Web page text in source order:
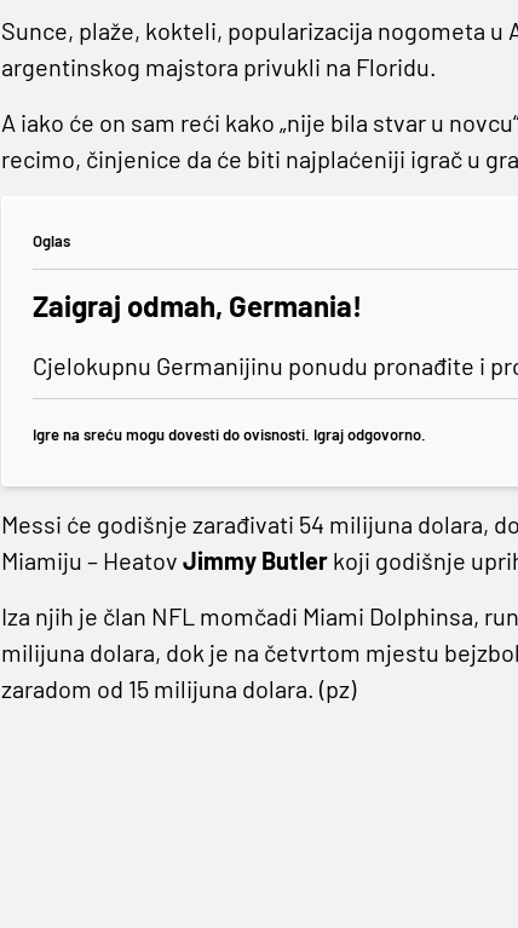
Sunce, plaže, kokteli, popularizacija nogometa u
argentinskog majstora privukli na Floridu.
A iako će on sam reći kako „nije bila stvar u
recimo, činjenice da će biti najplaćeniji igrač u
Oglas
Zaigraj odmah, Germania!
Cjelokupnu Germanijinu ponudu pronađite i
Igre na sreću mogu dovesti do ovisnosti. Igraj odgovorno.
Messi će godišnje zarađivati 54 milijuna dolara,
Miamiju – Heatov Jimmy Butlerkoji godišnje
Iza njih je član NFL momčadi Miami Dolphinsa,
milijuna dolara, dok je na četvrtom mjestu
zaradom od 15 milijuna dolara. (pz)